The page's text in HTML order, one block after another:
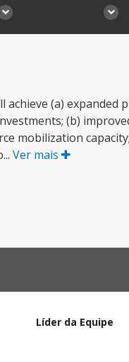
(a) expanded
(b)
mobilization
Ver mais
Líder da Equipe